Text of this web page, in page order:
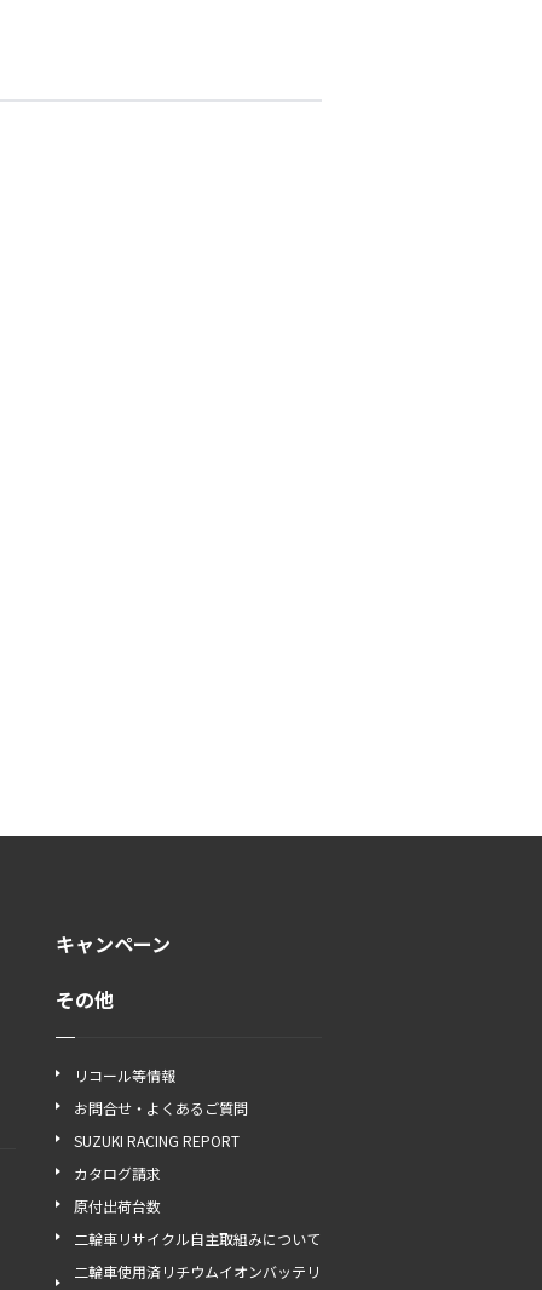
キャンペーン
その他
リコール等情報
お問合せ・よくあるご質問
SUZUKI RACING REPORT
カタログ請求
原付出荷台数
二輪車リサイクル自主取組みについて
二輪車使用済リチウムイオンバッテリ